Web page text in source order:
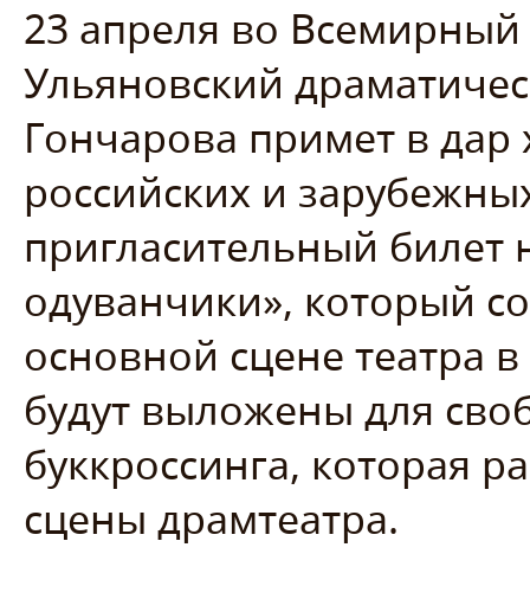
23 апреля во Всемирный
Ульяновский
Гончарова примет в дар
российских и
пригласительный билет
одуванчики», который
основной сцене театра
будут выложены для
буккроссинга, которая
сцены драмтеатра.